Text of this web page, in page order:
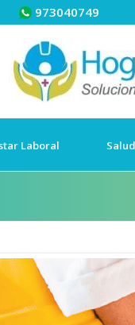
973040749
Laboral